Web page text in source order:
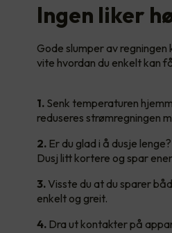
Ingen liker
Gode slumper av
vite hvordan du enkelt kan
1. Senk temperaturen
reduseres strømregningen
2. Er du glad i å dusje
Dusj litt kortere og spar
3. Visste du at du sparer
enkelt og greit.
4. Dra ut kontakter på